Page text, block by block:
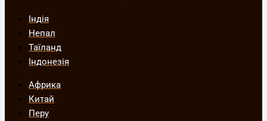
Індія
Непал
Таїланд
Індонезія
Африка
Китай
Перу